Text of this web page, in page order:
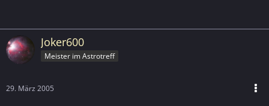
Joker600
Meister im Astrotreff
29. März 2005